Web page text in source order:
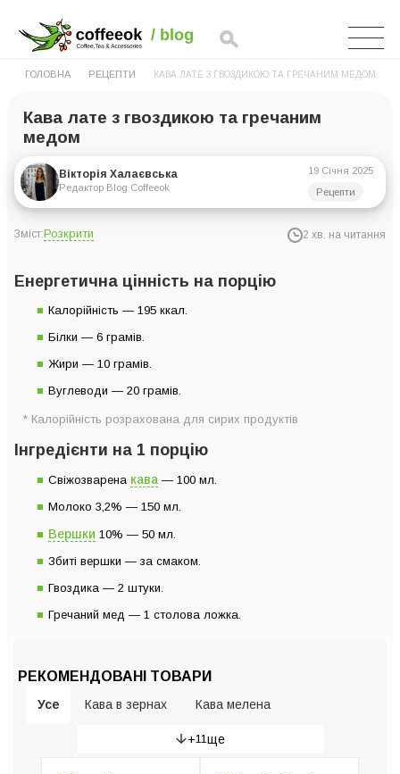
ГОЛОВНА РЕЦЕПТИ КАВА ЛАТЕ З ГВОЗДИКОЮ ТА ГРЕЧАНИМ МЕДОМ
Кава лате з гвоздикою та гречаним
медом
Вікторія Халаєвська
Редактор Blog Coffeeok
19 Січня 2025
Рецепти
Зміст:Розкрити 2 хв. на читання
Інструкція приготування
Енергетична цінність на порцію
Калорійність — 195 ккал.
Білки — 6 грамів.
Жири — 10 грамів.
Вуглеводи — 20 грамів.
* Калорійність розрахована для сирих продуктів
Інгредієнти на 1 порцію
Свіжозварена кава — 100 мл.
Молоко 3,2% — 150 мл.
Вершки 10% — 50 мл.
Збиті вершки — за смаком.
Гвоздика — 2 штуки.
Гречаний мед — 1 столова ложка.
РЕКОМЕНДОВАНІ ТОВАРИ
Усе Кава в зернах Кава мелена
Рожкові кавоварки
+11 ще